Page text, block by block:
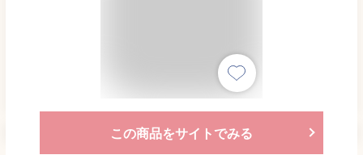
この商品をサイトでみる